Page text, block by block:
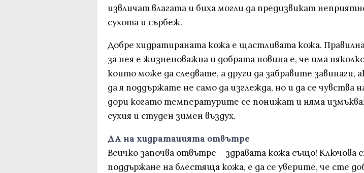
извличат влагата и биха могли да предизвикат
сухота и сърбеж.
Добре хидратираната кожа e щастливата кожа.
за нея е жизненоважна и добрата новина е, че има
които може да следвате, а други да забравите завинаги,
да я поддържате не само да изглежда, но и да се чувства
дори когато температурите се понижат и няма
сухия и студен зимен въздух.
ДА на хидратацията отвътре
Всичко започва отвътре – здравата кожа също! Ключова
поддържане на блестяща кожа, е да се уверите, че сте